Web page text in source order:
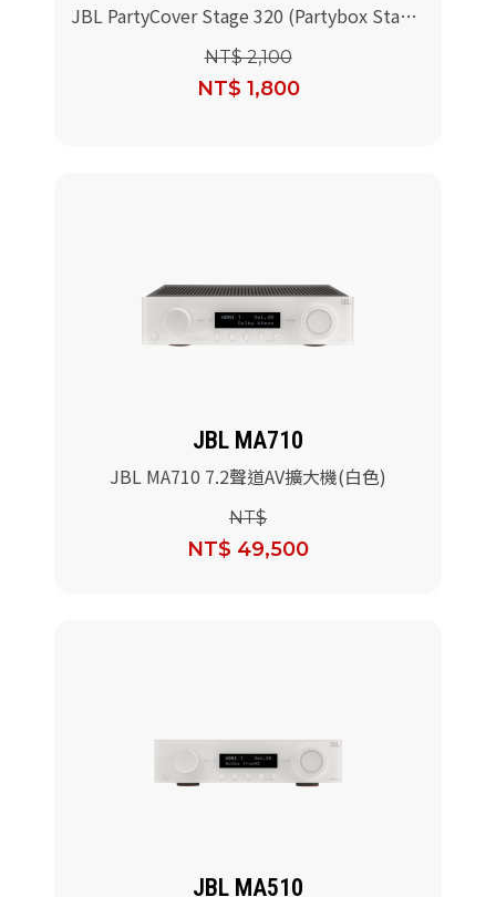
JBL PartyCover Stage 320 (Partybox Stage
NT$ 2,100
NT$ 1,800
JBL MA710
JBL MA710 7.2聲道AV擴大機(白色)
NT$
NT$ 49,500
JBL MA510